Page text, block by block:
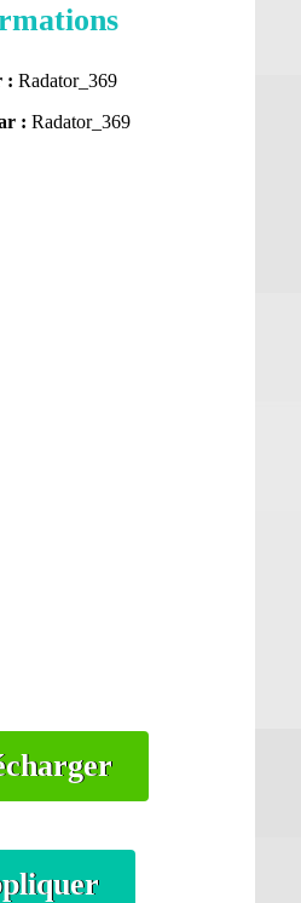
: Radator_369
: Radator_369